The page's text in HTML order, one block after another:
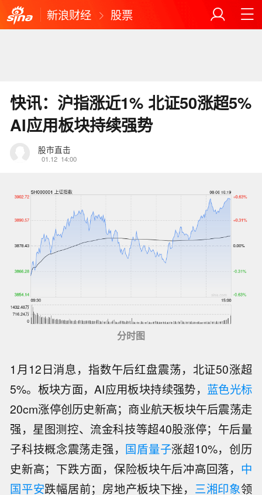
新浪财经 股票
快讯：沪指涨近1% 北证50涨超5%
AI应用板块持续强势
股市直击
01.12 14:00
分时图
1月12日消息，指数午后红盘震荡，北证50涨超
5%。板块方面，AI应用板块持续强势， 蓝色光标
20cm涨停创历史新高；商业航天板块午后震荡走
强，星图测控、流金科技等超40股涨停；午后量
子科技概念震荡走强， 国盾量子涨超10%，创历
史新高；下跌方面，保险板块午后冲高回落， 中
国平安跌幅居前；房地产板块下挫， 三湘印象领